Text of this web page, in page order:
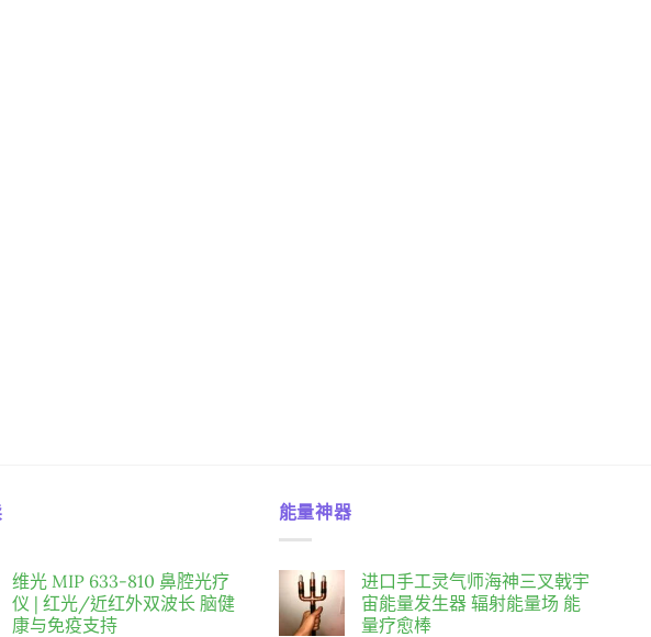
维光 MIP 633-810 鼻腔光疗
仪 | 红光/近红外双波长 脑健
康与免疫支持
能量神器
进口手工灵气师海神三叉戟宇
宙能量发生器 辐射能量场 能
量疗愈棒